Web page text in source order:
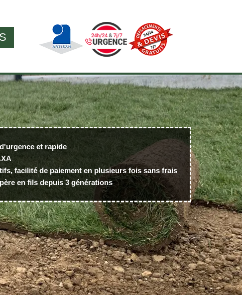
et rapide
facilité de paiement en plusieurs fois sans frais
en fils depuis 3 générations